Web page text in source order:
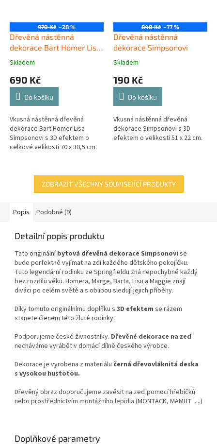
970 Kč –28 %
Dřevěná nástěnná
dekorace Bart Homer Lisa
Simpsonovi
Skladem
690 Kč
Do košíku
Vkusná nástěnná dřevěná
dekorace Bart Homer Lisa
Simpsonovi s 3D efektem o
celkové velikosti 70 x 30,5 cm.
840 Kč –77 %
Dřevěná nástěnná
dekorace Simpsonovi
Skladem
190 Kč
Do košíku
Vkusná nástěnná dřevěná
dekorace Simpsonovi s 3D
efektem o velikosti 51 x 22 cm.
ZOBRAZIT VŠECHNY SOUVISEJÍCÍ PRODUKTY
Popis Podobné (9)
Detailní popis produktu
Tato originálníbytová dřevěná dekorace Simpsonovi se
bude perfektně vyjímat na zdi každého dětského pokojíčku.
Tuto legendární rodinku ze Springfieldu zná nepochybně každý
bez rozdílu věku. Homera, Marge, Barta, Lisu a Maggie znají
diváci po celém světě a s oblibou sledují jejich příběhy.
Díky tomuto originálnímu doplňku s 3D efektem se rázem
stanete členem této žluté rodinky.
Podporujeme české živnostníky. Dřevěné dekorace na zeď
necháváme vyrábět v domácí dílně českého výrobce.
Dekorace je vyrobena z materiálu černá dřevovláknitá deska
s vysokou hustotou.
Dřevěný obraz doporučujeme zavěsit na zeď pomocí hřebíčků
nebo prostřednictvím montážního lepidla (MONTACK, MAMUT .....)
Doplňkové parametry